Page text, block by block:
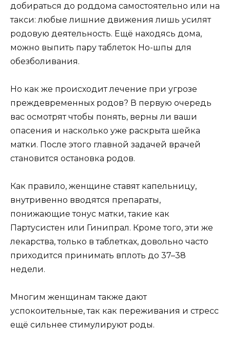
добираться до роддома самостоятельно или на
такси: любые лишние движения лишь усилят
родовую деятельность. Ещё находясь дома,
можно выпить пару таблеток Но-шпы для
обезболивания.
Но как же происходит лечение при угрозе
преждевременных родов? В первую очередь
вас осмотрят чтобы понять, верны ли ваши
опасения и насколько уже раскрыта шейка
матки. После этого главной задачей врачей
становится остановка родов.
Как правило, женщине ставят капельницу,
внутривенно вводятся препараты,
понижающие тонус матки, такие как
Партусистен или Гинипрал. Кроме того, эти же
лекарства, только в таблетках, довольно часто
приходится принимать вплоть до 37–38
недели.
Многим женщинам также дают
успокоительные, так как переживания и стресс
ещё сильнее стимулируют роды.